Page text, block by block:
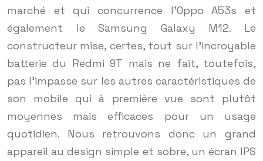
marché et qui concurrence l’Oppo A53s et
également le Samsung Galaxy M12. Le
constructeur mise, certes, tout sur l’incroyable
batterie du Redmi 9T mais ne fait, toutefois,
pas l’impasse sur les autres caractéristiques de
son mobile qui à première vue sont plutôt
moyennes mais efficaces pour un usage
quotidien. Nous retrouvons donc un grand
appareil au design simple et sobre, un écran IPS